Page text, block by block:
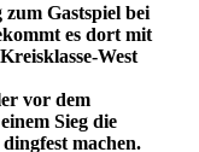
zum Gastspiel bei
es dort mit
West
vor dem
Sieg die
machen.